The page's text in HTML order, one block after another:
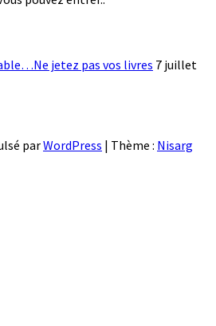
jetez pas vos livres 7 juillet
parWordPress | Thème : Nisarg